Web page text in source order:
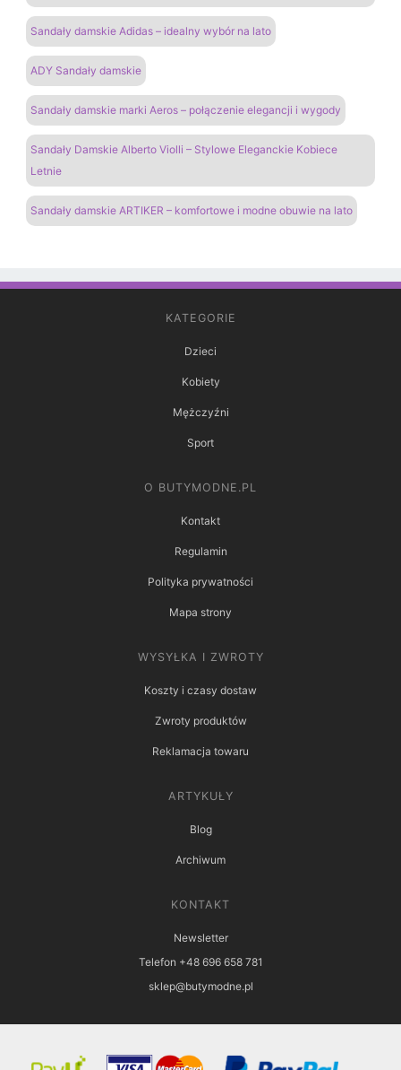
Sandały damskie Adidas – idealny wybór na lato
ADY Sandały damskie
Sandały damskie marki Aeros – połączenie elegancji i wygody
Sandały Damskie Alberto Violli – Stylowe Eleganckie Kobiece
Letnie
Sandały damskie ARTIKER – komfortowe i modne obuwie na lato
KATEGORIE
Dzieci
Kobiety
Mężczyźni
Sport
O BUTYMODNE.PL
Kontakt
Regulamin
Polityka prywatności
Mapa strony
WYSYŁKA I ZWROTY
Koszty i czasy dostaw
Zwroty produktów
Reklamacja towaru
ARTYKUŁY
Blog
Archiwum
KONTAKT
Newsletter
Telefon +48 696 658 781
sklep@butymodne.pl